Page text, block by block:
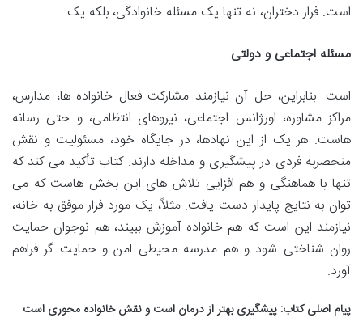
است. فرار دختران، نه تنها یک مسئله خانوادگی، بلکه یک
مسئله اجتماعی و دولتی
است. بنابراین، حل آن نیازمند مشارکت فعال خانواده ها، مدارس،
مراکز مشاوره، اورژانس اجتماعی، نیروهای انتظامی، و حتی رسانه
هاست. هر یک از این نهادها، در جایگاه خود، مسئولیت و نقش
منحصربه فردی در پیشگیری و مداخله دارند. کتاب تأکید می کند که
تنها با هماهنگی و هم افزایی تلاش های این بخش هاست که می
توان به نتایج پایدار دست یافت. مثلاً، یک مورد فرار موفق به خانه،
نیازمند این است که هم خانواده آموزش ببیند، هم نوجوان حمایت
روان شناختی شود و هم مدرسه محیطی امن و حمایت گر فراهم
آورد.
پیام اصلی کتاب: پیشگیری بهتر از درمان است و نقش خانواده محوری است